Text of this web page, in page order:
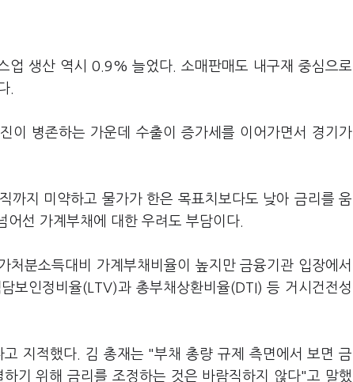
생산 역시 0.9% 늘었다. 소매판매도 내구재 중심으로
.
이 병존하는 가운데 수출이 증가세를 이어가면서 경기가
까지 미약하고 물가가 한은 목표치보다도 낮아 금리를 움
선 가계부채에 대한 우려도 부담이다.
분소득대비 가계부채비율이 높지만 금융기관 입장에서
보인정비율(LTV)과 총부채상환비율(DTI) 등 거시건전성
지적했다. 김 총재는 "부채 총량 규제 측면에서 보면 금
기 위해 금리를 조정하는 것은 바람직하지 않다"고 말했